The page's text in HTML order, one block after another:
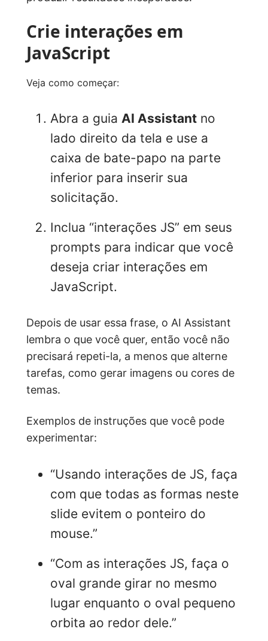
Crie interações em
JavaScript
Veja como começar:
Abra a guia AI Assistant no
lado direito da tela e use a
caixa de bate-papo na parte
inferior para inserir sua
solicitação.
Inclua “interações JS” em seus
prompts para indicar que você
deseja criar interações em
JavaScript.
Depois de usar essa frase, o AI Assistant
lembra o que você quer, então você não
precisará repeti-la, a menos que alterne
tarefas, como gerar imagens ou cores de
temas.
Exemplos de instruções que você pode
experimentar:
“Usando interações de JS, faça
com que todas as formas neste
slide evitem o ponteiro do
mouse.”
“Com as interações JS, faça o
oval grande girar no mesmo
lugar enquanto o oval pequeno
orbita ao redor dele.”